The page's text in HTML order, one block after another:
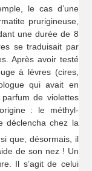
le cas d’une
prurigineuse,
une durée de 8
se traduisait par
Après avoir testé
à lèvres (cires,
qui avait en
de violettes
: le méthyl-
déclencha chez la
que, désormais, il
de son nez ! Un
Il s’agit de celui